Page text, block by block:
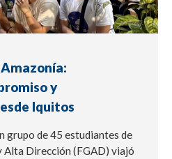
y
Iquitos
grupo de 45 estudiantes de
Alta Dirección (FGAD) viajó